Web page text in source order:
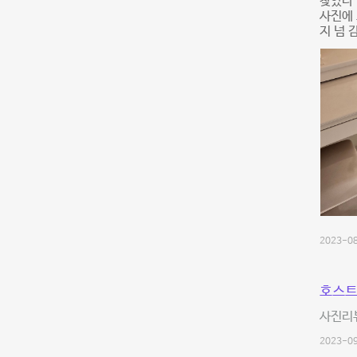
사진에
지 넘
2023-
호스
사진
2023-